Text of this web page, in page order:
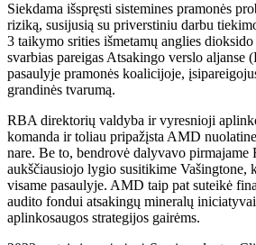
Siekdama išspręsti sistemines pramonės
riziką, susijusią su priverstiniu darbu
3 taikymo srities išmetamų anglies
svarbias pareigas Atsakingo verslo aljanse
pasaulyje pramonės koalicijoje,
grandinės tvarumą.
RBA direktorių valdyba ir vyresnioji
komanda ir toliau pripažįsta AMD
nare. Be to, bendrovė dalyvavo
aukščiausiojo lygio susitikime Vašingtone,
visame pasaulyje. AMD taip pat suteikė
audito fondui atsakingų mineralų
aplinkosaugos strategijos gairėms.